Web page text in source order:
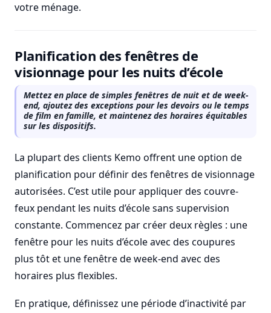
votre ménage.
Planification des fenêtres de
visionnage pour les nuits d’école
Mettez en place de simples fenêtres de nuit et de week-
end, ajoutez des exceptions pour les devoirs ou le temps
de film en famille, et maintenez des horaires équitables
sur les dispositifs.
La plupart des clients Kemo offrent une option de
planification pour définir des fenêtres de visionnage
autorisées. C’est utile pour appliquer des couvre-
feux pendant les nuits d’école sans supervision
constante. Commencez par créer deux règles : une
fenêtre pour les nuits d’école avec des coupures
plus tôt et une fenêtre de week-end avec des
horaires plus flexibles.
En pratique, définissez une période d’inactivité par